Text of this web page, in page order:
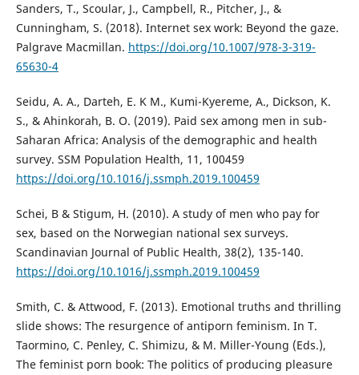
Sanders, T., Scoular, J., Campbell, R., Pitcher, J., &
Cunningham, S. (2018). Internet sex work: Beyond the gaze.
Palgrave Macmillan. https://doi.org/10.1007/978-3-319-
65630-4
Seidu, A. A., Darteh, E. K M., Kumi-Kyereme, A., Dickson, K.
S., & Ahinkorah, B. O. (2019). Paid sex among men in sub-
Saharan Africa: Analysis of the demographic and health
survey. SSM Population Health, 11, 100459
https://doi.org/10.1016/j.ssmph.2019.100459
Schei, B & Stigum, H. (2010). A study of men who pay for
sex, based on the Norwegian national sex surveys.
Scandinavian Journal of Public Health, 38(2), 135-140.
https://doi.org/10.1016/j.ssmph.2019.100459
Smith, C. & Attwood, F. (2013). Emotional truths and thrilling
slide shows: The resurgence of antiporn feminism. In T.
Taormino, C. Penley, C. Shimizu, & M. Miller-Young (Eds.),
The feminist porn book: The politics of producing pleasure